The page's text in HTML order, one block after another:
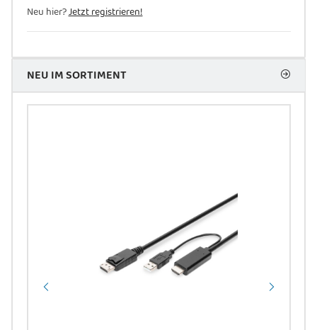
Neu hier?Jetzt registrieren!
NEU IM SORTIMENT